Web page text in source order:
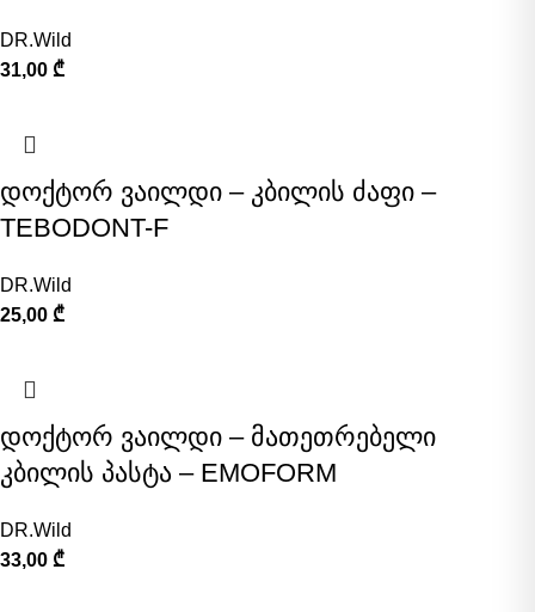
DR.Wild
31,00 ₾
დოქტორ ვაილდი – კბილის ძაფი –
TEBODONT-F
DR.Wild
25,00 ₾
დოქტორ ვაილდი – მათეთრებელი
კბილის პასტა – EMOFORM
DR.Wild
33,00 ₾